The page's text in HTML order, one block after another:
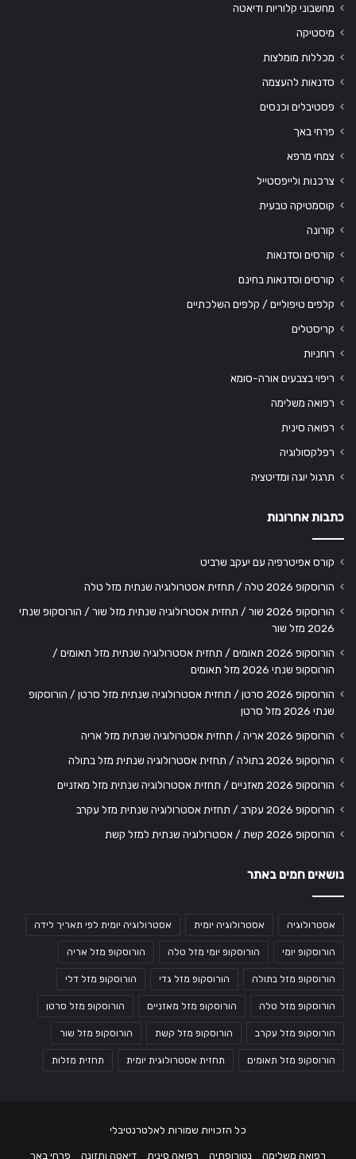
מחשבוני קלוריות ודיאטה
מיסטיקה
מכללות מומלצות
סדנאות להעצמה
פסטיבלים וכנסים
פרחי באך
צמחי מרפא
צרכנות ולייפסטייל
קוסמטיקה טבעית
קורונה
קורסים וסדנאות
קורסים וסדנאות בחינם
קלפים טיפוליים / קלפים השלכתיים
קריסטלים
רוחניות
ריפוי בצבעים אורה-סומא
רפואה משלימה
רפואה סינית
רפלקסולוגיה
תרגול יוגה ומדיטציה
כתבות אחרונות
קורס אפיטרפיה עם יעקב שרביט
הורוסקופ 2026 טלה / תחזית אסטרולוגיה שנתית מזל טלה
הורוסקופ 2026 שור / תחזית אסטרולוגיה שנתית מזל שור / הורוסקופ שנתי
2026 מזל שור
הורוסקופ 2026 תאומים / תחזית אסטרולוגיה שנתית מזל תאומים /
הורוסקופ שנתי 2026 מזל תאומים
הורוסקופ 2026 סרטן / תחזית אסטרולוגיה שנתית מזל סרטן / הורוסקופ
שנתי 2026 מזל סרטן
הורוסקופ 2026 אריה / תחזית אסטרולוגיה שנתית מזל אריה
הורוסקופ 2026 בתולה / תחזית אסטרולוגיה שנתית מזל בתולה
הורוסקופ 2026 מאזניים / תחזית אסטרולוגיה שנתית מזל מאזניים
הורוסקופ 2026 עקרב / תחזית אסטרולוגיה שנתית מזל עקרב
הורוסקופ 2026 קשת / אסטרולוגיה שנתית למזל קשת
נושאים חמים באתר
אסטרולוגיה אסטרולוגיה יומית אסטרולוגיה יומית לפי תאריך לידה
הורוסקופ יומי הורוסקופ יומי מזל טלה הורוסקופ מזל אריה
הורוסקופ מזל בתולה הורוסקופ מזל גדי הורוסקופ מזל דלי
הורוסקופ מזל טלה הורוסקופ מזל מאזניים הורוסקופ מזל סרטן
הורוסקופ מזל עקרב הורוסקופ מזל קשת הורוסקופ מזל שור
הורוסקופ מזל תאומים תחזית אסטרולוגית יומית תחזית מזלות
כל הזכויות שמורות לאלטרנטיבלי
רפואה משלימה נטורופתיה רפואה סינית דיאטה ותזונה פרחי באך